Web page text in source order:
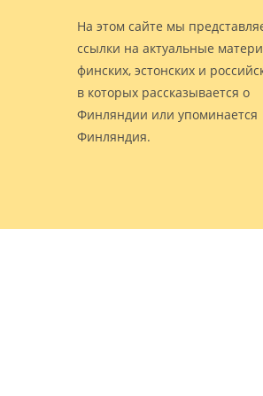
На этом сайте мы
ссылки на актуальные
финских, эстонских и
в которых рассказывается о
Финляндии или упоминается
Финляндия.